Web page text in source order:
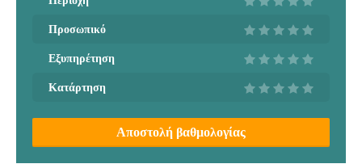
Προσωπικό
Εξυπηρέτηση
Κατάρτηση
Αποστολή βαθμολογίας